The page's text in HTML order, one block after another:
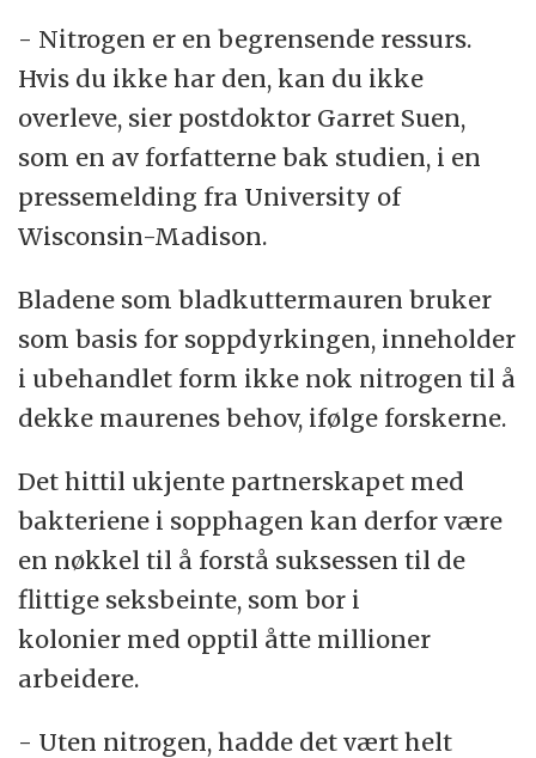
- Nitrogen er en begrensende ressurs.
Hvis du ikke har den, kan du ikke
overleve, sier postdoktor Garret Suen,
som en av forfatterne bak studien, i en
pressemelding fra University of
Wisconsin-Madison.
Bladene som bladkuttermauren bruker
som basis for soppdyrkingen, inneholder
i ubehandlet form ikke nok nitrogen til å
dekke maurenes behov, ifølge forskerne.
Det hittil ukjente partnerskapet med
bakteriene i sopphagen kan derfor være
en nøkkel til å forstå suksessen til de
flittige seksbeinte, som bor i
kolonier med opptil åtte millioner
arbeidere.
- Uten nitrogen, hadde det vært helt